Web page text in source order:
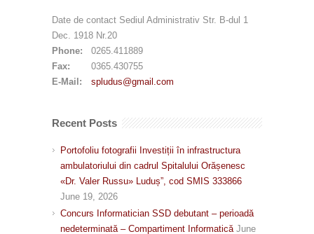
Date de contact Sediul Administrativ Str. B-dul 1
Dec. 1918 Nr.20
Phone:
0265.411889
Fax:
0365.430755
E-Mail:
spludus@gmail.com
Recent Posts
Portofoliu fotografii Investiții în infrastructura
ambulatoriului din cadrul Spitalului Orășenesc
«Dr. Valer Russu» Luduș”, cod SMIS 333866
June 19, 2026
Concurs Informatician SSD debutant – perioadă
nedeterminată – Compartiment Informatică June